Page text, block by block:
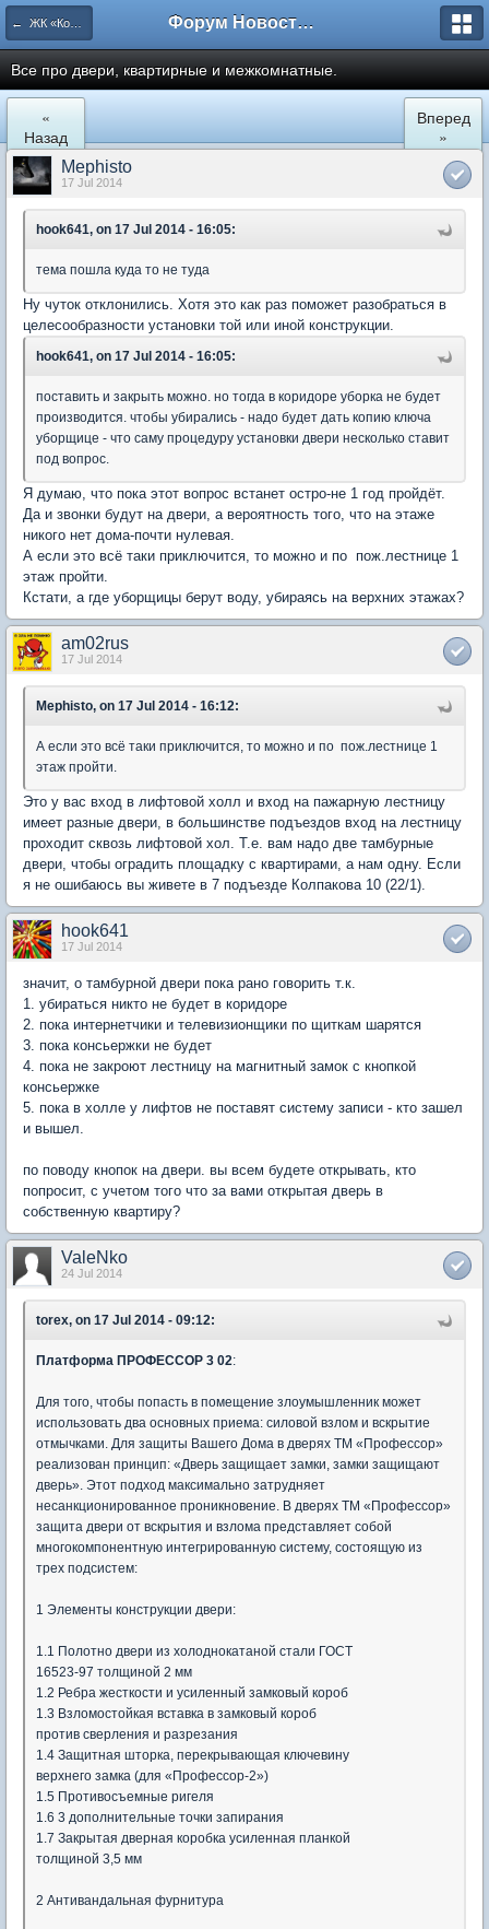
← ЖК «Комфортный КВАРТАЛ» Форум Новостройки
Все про двери, квартирные и межкомнатные.
«
Назад
Вперед
»
Mephisto
17 Jul 2014
hook641, on 17 Jul 2014 - 16:05:
тема пошла куда то не туда
Ну чуток отклонились. Хотя это как раз поможет разобраться в
целесообразности установки той или иной конструкции.
hook641, on 17 Jul 2014 - 16:05:
поставить и закрыть можно. но тогда в коридоре уборка не будет
производится. чтобы убирались - надо будет дать копию ключа
уборщице - что саму процедуру установки двери несколько ставит
под вопрос.
Я думаю, что пока этот вопрос встанет остро-не 1 год пройдёт.
Да и звонки будут на двери, а вероятность того, что на этаже
никого нет дома-почти нулевая.
А если это всё таки приключится, то можно и по пож.лестнице 1
этаж пройти.
Кстати, а где уборщицы берут воду, убираясь на верхних этажах?
am02rus
17 Jul 2014
Mephisto, on 17 Jul 2014 - 16:12:
А если это всё таки приключится, то можно и по пож.лестнице 1
этаж пройти.
Это у вас вход в лифтовой холл и вход на пажарную лестницу
имеет разные двери, в большинстве подъездов вход на лестницу
проходит сквозь лифтовой хол. Т.е. вам надо две тамбурные
двери, чтобы оградить площадку с квартирами, а нам одну. Если
я не ошибаюсь вы живете в 7 подъезде Колпакова 10 (22/1).
hook641
17 Jul 2014
значит, о тамбурной двери пока рано говорить т.к.
1. убираться никто не будет в коридоре
2. пока интернетчики и телевизионщики по щиткам шарятся
3. пока консьержки не будет
4. пока не закроют лестницу на магнитный замок с кнопкой
консьержке
5. пока в холле у лифтов не поставят систему записи - кто зашел
и вышел.
по поводу кнопок на двери. вы всем будете открывать, кто
попросит, с учетом того что за вами открытая дверь в
собственную квартиру?
ValeNko
24 Jul 2014
torex, on 17 Jul 2014 - 09:12:
Платформа ПРОФЕССОР 3 02:
Для того, чтобы попасть в помещение злоумышленник может
использовать два основных приема: силовой взлом и вскрытие
отмычками. Для защиты Вашего Дома в дверях ТМ «Профессор»
реализован принцип: «Дверь защищает замки, замки защищают
дверь». Этот подход максимально затрудняет
несанкционированное проникновение. В дверях ТМ «Профессор»
защита двери от вскрытия и взлома представляет собой
многокомпонентную интегрированную систему, состоящую из
трех подсистем:
1 Элементы конструкции двери:
1.1 Полотно двери из холоднокатаной стали ГОСТ
16523-97 толщиной 2 мм
1.2 Ребра жесткости и усиленный замковый короб
1.3 Взломостойкая вставка в замковый короб
против сверления и разрезания
1.4 Защитная шторка, перекрывающая ключевину
верхнего замка (для «Профессор-2»)
1.5 Противосъемные ригеля
1.6 3 дополнительные точки запирания
1.7 Закрытая дверная коробка усиленная планкой
толщиной 3,5 мм
2 Антивандальная фурнитура